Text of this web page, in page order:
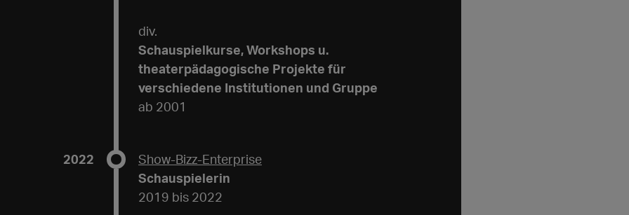
div.
Schauspielkurse, Workshops u.
theaterpädagogische Projekte für
verschiedene Institutionen und Gruppe
ab 2001
2022
Show-Bizz-Enterprise
Schauspielerin
2019 bis 2022